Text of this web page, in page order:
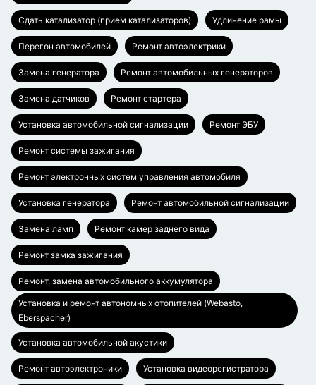
Сдать катализатор (прием катализаторов) Удлинение рамы
Перегон автомобилей Ремонт автоэлектрики
Замена генератора Ремонт автомобильных генераторов
Замена датчиков Ремонт стартера
Установка автомобильной сигнализации Ремонт ЭБУ
Ремонт системы зажигания
Ремонт электронных систем управления автомобиля
Установка генератора Ремонт автомобильной сигнализации
Замена ламп Ремонт камер заднего вида
Ремонт замка зажигания
Ремонт, замена автомобильного аккумулятора
Установка и ремонт автономных отопителей (Webasto,
Eberspacher)
Установка автомобильной акустики
Ремонт автоэлектроники Установка видеорегистратора